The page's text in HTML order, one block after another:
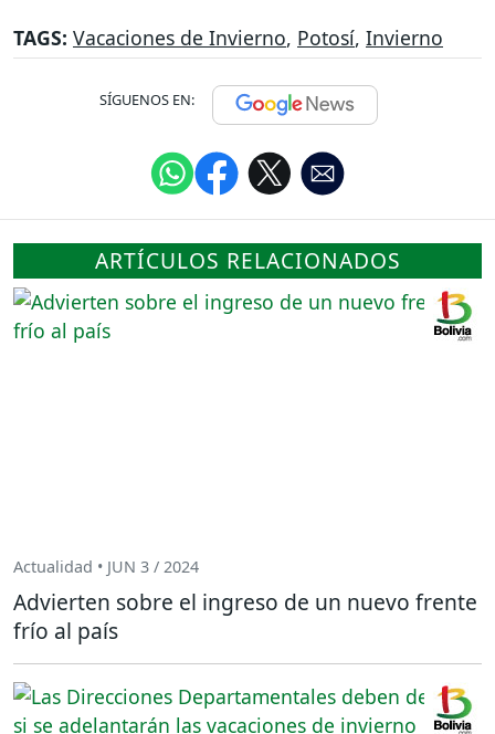
TAGS: Vacaciones de Invierno, Potosí, Invierno
SÍGUENOS EN:
ARTÍCULOS RELACIONADOS
Actualidad • JUN 3 / 2024
Advierten sobre el ingreso de un nuevo frente
frío al país